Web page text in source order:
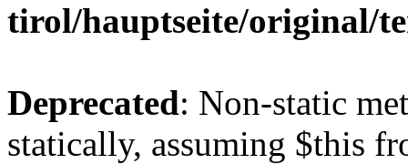
tirol/hauptseite/original/
Deprecated: Non-static
statically, assuming $this